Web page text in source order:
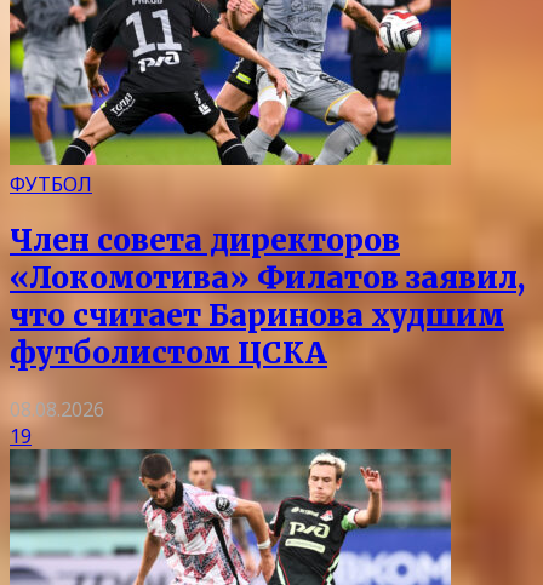
ФУТБОЛ
Член совета директоров
«Локомотива» Филатов заявил,
что считает Баринова худшим
футболистом ЦСКА
08.08.2026
19